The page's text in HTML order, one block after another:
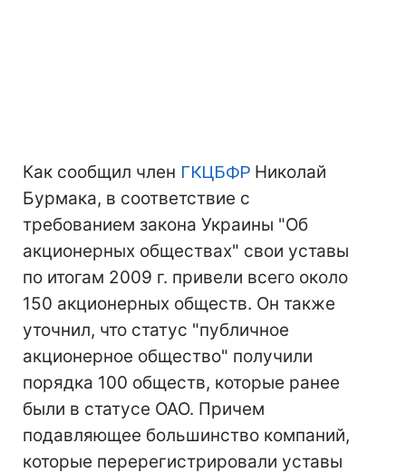
Как сообщил член ГКЦБФР Николай
Бурмака, в соответствие с
требованием закона Украины "Об
акционерных обществах" свои уставы
по итогам 2009 г. привели всего около
150 акционерных обществ. Он также
уточнил, что статус "публичное
акционерное общество" получили
порядка 100 обществ, которые ранее
были в статусе ОАО. Причем
подавляющее большинство компаний,
которые перерегистрировали уставы